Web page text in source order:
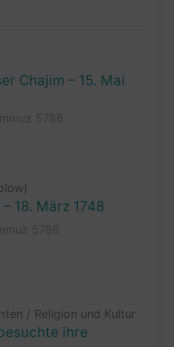
Chajim – 15. Mai
18. März 1748
/ Religion und Kultur
ihre